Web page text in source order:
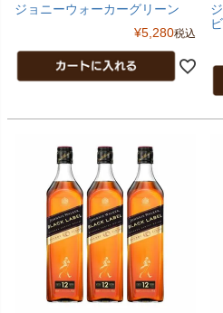
ジョニーウォーカーグリーン
¥5,280税込